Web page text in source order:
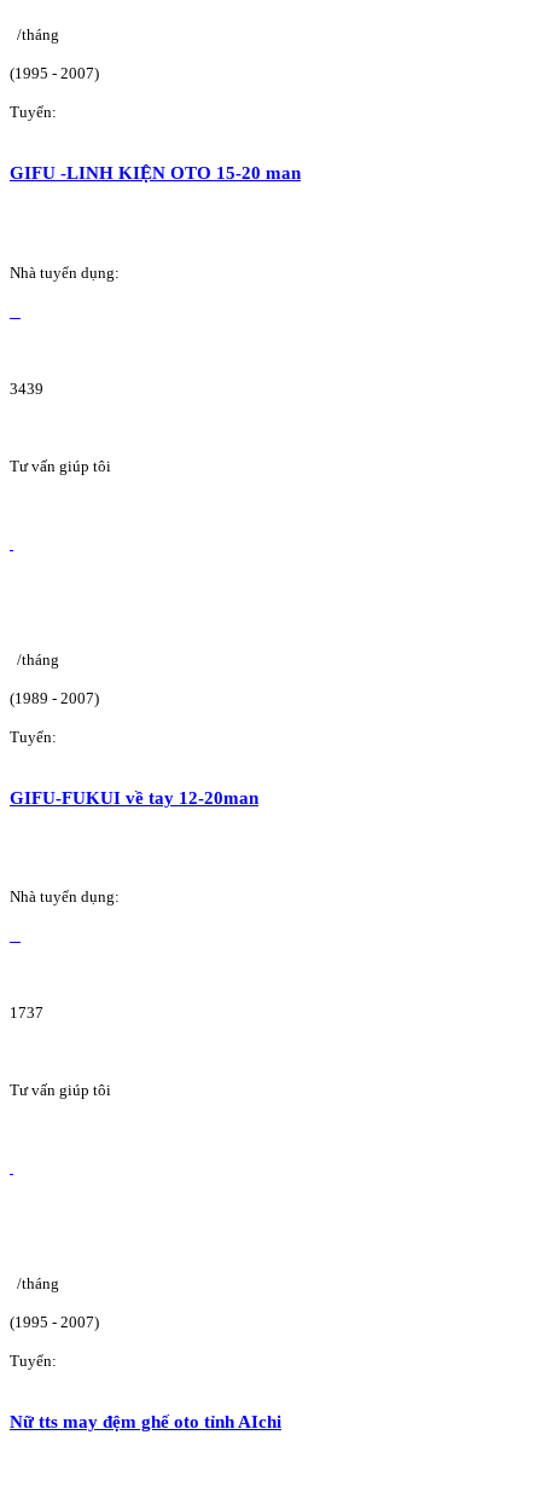
/tháng
(1995 - 2007)
Tuyển:
GIFU -LINH KIỆN OTO 15-20 man
Nhà tuyển dụng:
3439
Tư vấn giúp tôi
/tháng
(1989 - 2007)
Tuyển:
GIFU-FUKUI về tay 12-20man
Nhà tuyển dụng:
1737
Tư vấn giúp tôi
/tháng
(1995 - 2007)
Tuyển:
Nữ tts may đệm ghế oto tỉnh AIchi